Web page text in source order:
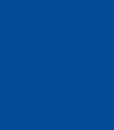
Sie Ihre
in